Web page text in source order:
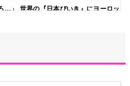
…」 世界の『日本びいき』にヨーロッ